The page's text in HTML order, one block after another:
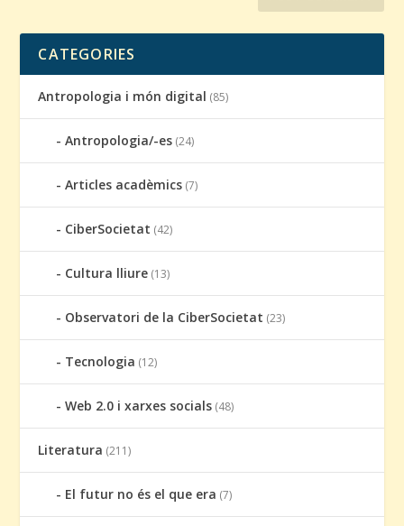
CATEGORIES
Antropologia i món digital (85)
Antropologia/-es (24)
Articles acadèmics (7)
CiberSocietat (42)
Cultura lliure (13)
Observatori de la CiberSocietat (23)
Tecnologia (12)
Web 2.0 i xarxes socials (48)
Literatura (211)
El futur no és el que era (7)